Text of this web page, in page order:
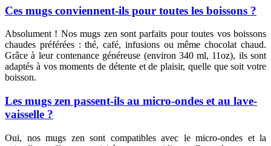
Ces mugs conviennent-ils pour toutes les boissons ?
Absolument ! Nos mugs zen sont parfaits pour toutes vos boissons
chaudes préférées : thé, café, infusions ou même chocolat chaud.
Grâce à leur contenance généreuse (environ 340 ml, 11oz), ils sont
adaptés à vos moments de détente et de plaisir, quelle que soit votre
boisson.
Les mugs zen passent-ils au micro-ondes et au lave-
vaisselle ?
Oui, nos mugs zen sont compatibles avec le micro-ondes et la